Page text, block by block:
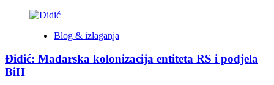
Blog & izlaganja
Đidić: Mađarska kolonizacija entiteta RS i podjela
BiH